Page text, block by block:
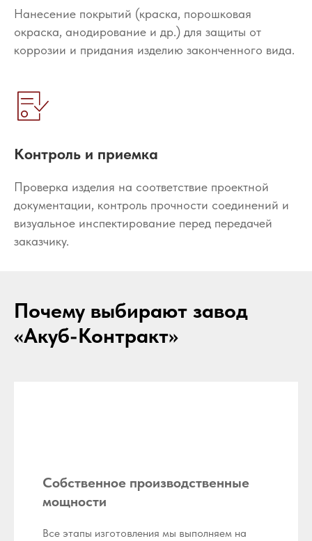
Нанесение покрытий (краска, порошковая
окраска, анодирование и др.) для защиты от
коррозии и придания изделию законченного вида.
Контроль и приемка
Проверка изделия на соответствие проектной
документации, контроль прочности соединений и
визуальное инспектирование перед передачей
заказчику.
Почему выбирают завод
«Акуб-Контракт»
Собственное производственные
мощности
Все этапы изготовления мы выполняем на